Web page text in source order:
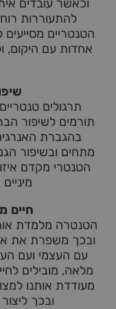
וכאשר עובדים
להתעוררות
הטנטריים
אחדות עם היקום,
תרגולים
תורמים לשיפור
בהגברת
מתחים ובשיפור
הטנטרי מקדם
חיים
הטנטרה מלמדת
ובכך משפרת את
עם העצמי ועם
מלאה, מובילים
מעודדת אותנו
ובכך